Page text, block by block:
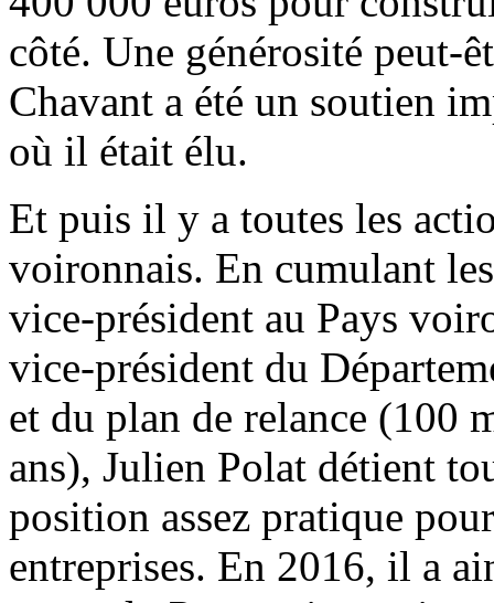
côté. Une générosité peut-
Chavant a été un soutien
où il était élu.
Et puis il y a toutes les
voironnais. En cumulant
vice-président au Pays
vice-président du
et du plan de relance (100
ans), Julien Polat détient
position assez pratique
entreprises. En 2016, il a